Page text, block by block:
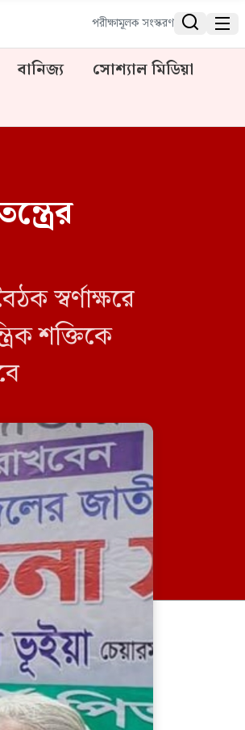
পরীক্ষামূলক সংস্করণ  
বানিজ্য
সোশ্যাল মিডিয়া
স্বর্ণাক্ষরে
শক্তিকে